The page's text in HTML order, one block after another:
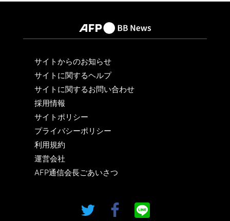
サイトからのお知らせ
サイトに関するヘルプ
サイトに関するお問い合わせ
採用情報
サイトポリシー
プライバシーポリシー
利用規約
運営会社
AFP通信会長ごあいさつ